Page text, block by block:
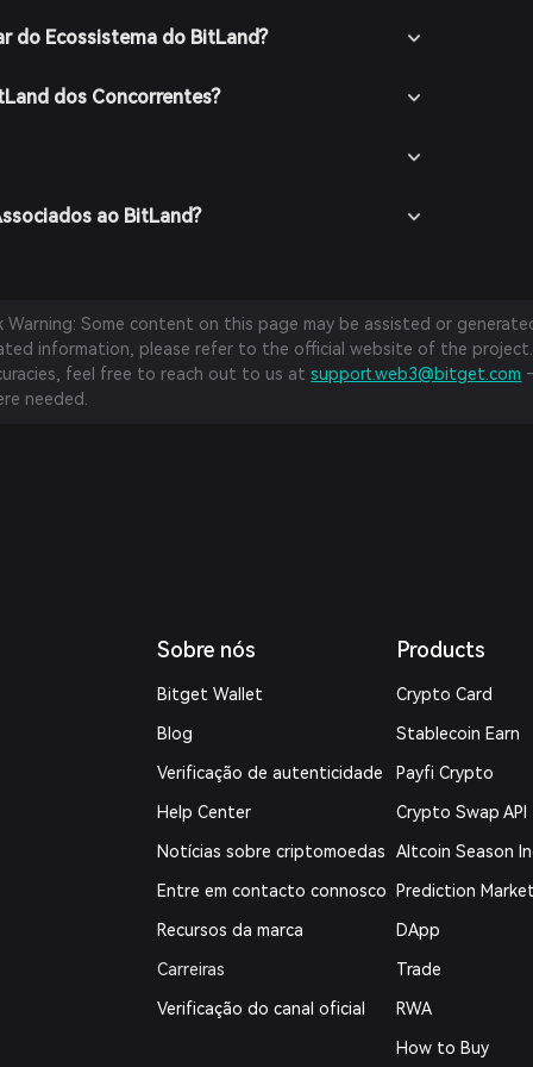
do Ecossistema do BitLand?
dos Concorrentes?
ao BitLand?
Warning: Some content on this page may be assisted or
information, please refer to the official website of the
feel free to reach out to us atsupport.web3@bitget.com
needed.
Sobre nós
Bitget Wallet
Blog
Verificação de autenticidade
Help Center
Notícias sobre criptomoedas
Entre em contacto connosco
Recursos da marca
Carreiras
Verificação do canal oficial
Products
Crypto Card
Stablecoin Earn
Payfi Crypto
Crypto Swap API
Altcoin Season
Prediction
DApp
Trade
RWA
How to Buy